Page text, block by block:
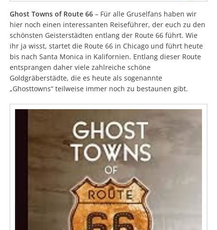
Ghost Towns of Route 66 – Für alle Gruselfans haben wir
hier noch einen interessanten Reiseführer, der euch zu den
schönsten Geisterstädten entlang der Route 66 führt. Wie
ihr ja wisst, startet die Route 66 in Chicago und führt heute
bis nach Santa Monica in Kalifornien. Entlang dieser Route
entsprangen daher viele zahlreiche schöne
Goldgräberstädte, die es heute als sogenannte
„Ghosttowns“ teilweise immer noch zu bestaunen gibt.